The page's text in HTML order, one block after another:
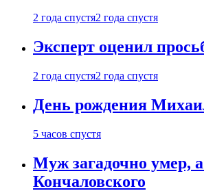
2 года спустя2 года спустя
Эксперт оценил
2 года спустя2 года спустя
День рождения
5 часов спустя
Муж загадочно умер,
Кончаловского